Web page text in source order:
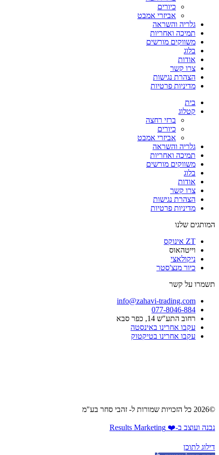
כיורים
אביזרי אמבט
גלריה והשראה
תמיכה ואחריות
משווקים מורשים
בלוג
אודות
צרו קשר
הצהרת נגישות
מדיניות פרטיות
בית
קטלוג
ברזי רחצה
כיורים
אביזרי אמבט
גלריה והשראה
תמיכה ואחריות
משווקים מורשים
בלוג
אודות
צרו קשר
הצהרת נגישות
מדיניות פרטיות
המותגים שלנו
ZT אינוקס​
וייטהאוס​
ניקולאצי
כיור מנצ'סטר​
תשמרו על קשר
info@zahavi-trading.com
077-8046-884
רחוב התע"ש 14, כפר סבא
עקבו אחרינו באינסטה
עקבו אחרינו בטיקטוק
©2026 כל הזכויות שמורות ל- זהבי סחר בע"מ
נבנה ועוצב ב-❤️ Results Marketing
דילוג לתוכן